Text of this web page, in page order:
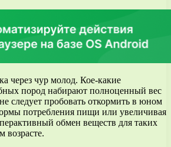
через чур молод. Кое-какие
пород набирают полноценный вес
следует пробовать откормить в юном
потребления пищи или увеличивая
обмен веществ для таких